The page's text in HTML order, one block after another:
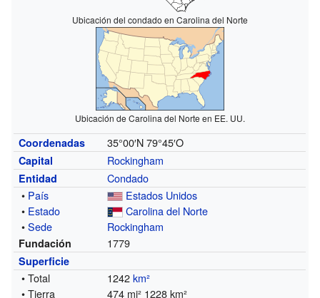
Ubicación del condado en Carolina del Norte
Ubicación de Carolina del Norte en EE. UU.
Coordenadas 35°00′N 79°45′O
Capital Rockingham
Entidad
Condado
• País
Estados Unidos
• Estado
Carolina del Norte
•Sede Rockingham
Fundación 1779
Superficie
• Total 1242km²
• Tierra
474 mi² 1228 km²